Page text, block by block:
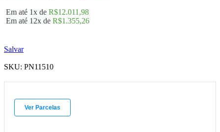
Em até 1x de R$12.011,98
Em até 12x de R$1.355,26
Salvar
SKU: PN11510
Ver Parcelas